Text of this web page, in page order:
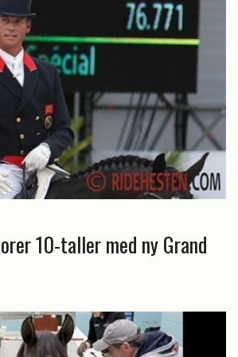
10-taller med ny Grand